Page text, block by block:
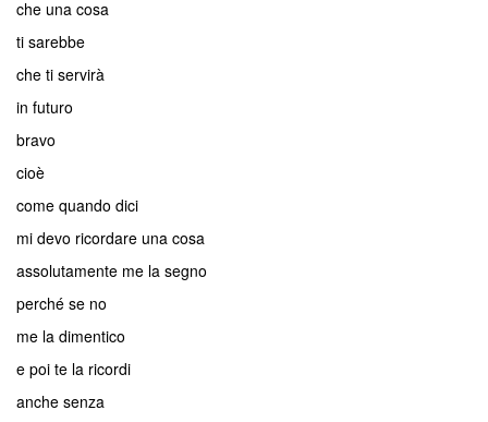
che una cosa
ti sarebbe
che ti servirà
in futuro
bravo
cioè
come quando dici
mi devo ricordare una cosa
assolutamente me la segno
perché se no
me la dimentico
e poi te la ricordi
anche senza